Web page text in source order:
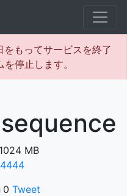
もってサービスを終了
停止します。
1024 MB
0 Tweet